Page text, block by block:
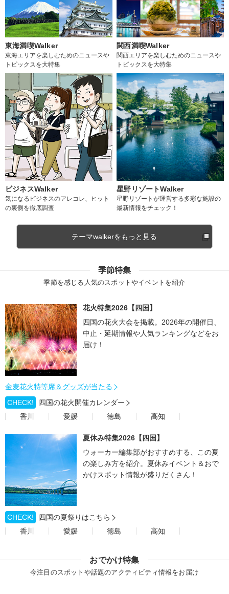
東海満喫Walker
東海エリアを楽しむためのニュースや
トピックスを大特集
関西満喫Walker
関西エリアを楽しむためのニュースや
トピックスを大特集
ビジネスWalker
気になるビジネスのアレコレ、ヒット
の裏側を徹底調査
星野リゾートWalker
星野リゾートが運営する多彩な施設の
最新情報をチェック！
テーマwalkerをもっと見る
季節特集
季節を感じる人気のスポットやイベントを紹介
花火特集2026【四国】
四国の花火大会を掲載。2026年の開催日、
中止・延期情報や人気ランキングなどをお
届け！
金麦花火特等席＆グッズが当たる
CHECK!
四国の花火開催カレンダー
香川
愛媛 徳島 高知
夏休み特集2026【四国】
ウォーカー編集部がおすすめする、この夏
の楽しみ方を紹介。夏休みイベント＆おで
かけスポット情報が盛りだくさん！
CHECK!
四国の夏祭りはこちら
香川
愛媛 徳島 高知
おでかけ特集
今注目のスポットや話題のアクティビティ情報をお届け